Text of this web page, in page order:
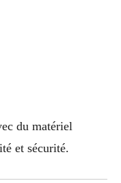
du matériel
et sécurité.